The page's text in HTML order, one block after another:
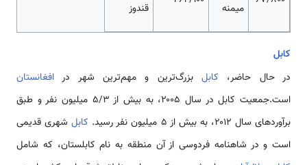
میمنه قندوز
کابل
در حال حاضر، کابل بزرگ‌ترین و مهم‌ترین شهر در افغانستان
است.جمعیت کابل در سال ۲۰۰۵، به بیش از ۵/۳ میلیون نفر و طبق
برآوردهای سال ۲۰۱۲، به بیش از ۵ میلیون نفر رسید.
کابلشهری قدیمی
است و در شاهنامه فردوسی از آن منطقه به نام کابلستان، که شامل